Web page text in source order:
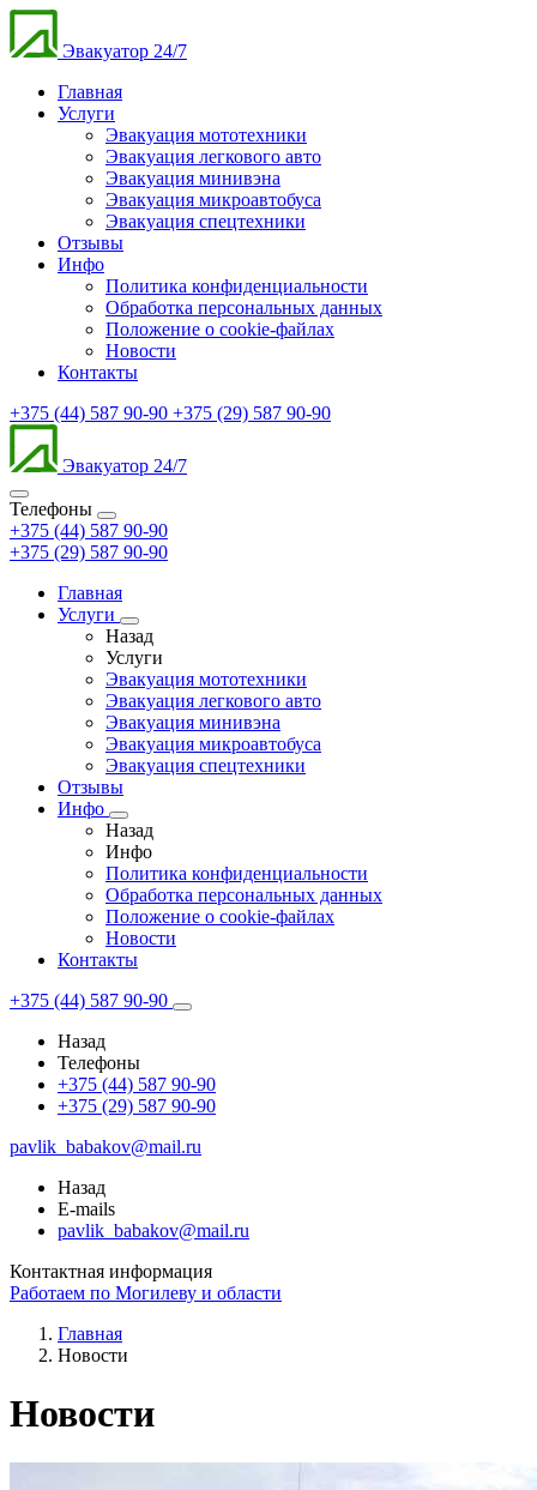
Эвакуатор 24/7
Главная
Услуги
Эвакуация мототехники
Эвакуация легкового авто
Эвакуация минивэна
Эвакуация микроавтобуса
Эвакуация спецтехники
Отзывы
Инфо
Политика конфиденциальности
Обработка персональных данных
Положение о cookie-файлах
Новости
Контакты
+375 (44) 587 90-90 +375 (29) 587 90-90
Эвакуатор 24/7
Телефоны
+375 (44) 587 90-90
+375 (29) 587 90-90
Главная
Услуги
Назад
Услуги
Эвакуация мототехники
Эвакуация легкового авто
Эвакуация минивэна
Эвакуация микроавтобуса
Эвакуация спецтехники
Отзывы
Инфо
Назад
Инфо
Политика конфиденциальности
Обработка персональных данных
Положение о cookie-файлах
Новости
Контакты
+375 (44) 587 90-90
Назад
Телефоны
+375 (44) 587 90-90
+375 (29) 587 90-90
pavlik_babakov@mail.ru
Назад
E-mails
pavlik_babakov@mail.ru
Контактная информация
Работаем по Могилеву и области
Главная
Новости
Новости